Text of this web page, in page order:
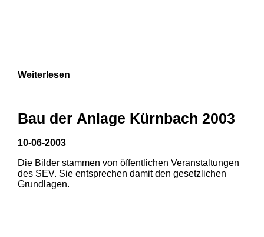
Weiterlesen
Bau der Anlage Kürnbach 2003
10-06-2003
Die Bilder stammen von öffentlichen Veranstaltungen
des SEV. Sie entsprechen damit den gesetzlichen
Grundlagen.